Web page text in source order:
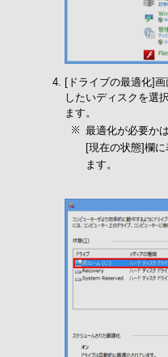
[ドライブの最適化]
したいディスクを選
ます。
最適化が必要か
[現在の状態]欄
ます。